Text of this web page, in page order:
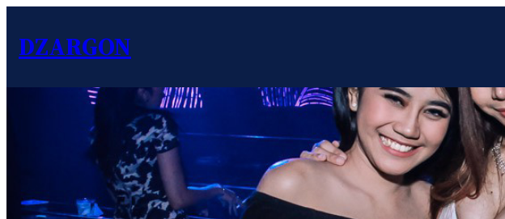
DZARGON